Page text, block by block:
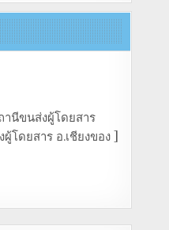
านีขนส่งผู้โดยสาร
โดยสาร อ.เชียงของ ]